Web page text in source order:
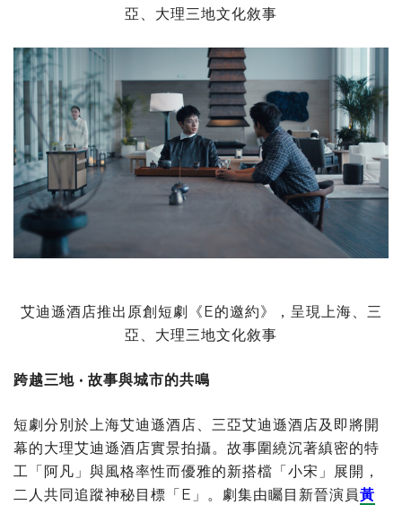
亞、大理三地文化敘事
艾迪遜酒店推出原創短劇《E的邀約》，呈現上海、三
亞、大理三地文化敘事
跨越三地 • 故事與城市的共鳴
短劇分別於上海艾迪遜酒店、三亞艾迪遜酒店及即將開
幕的大理艾迪遜酒店實景拍攝。故事圍繞沉著縝密的特
工「阿凡」與風格率性而優雅的新搭檔「小宋」展開，
二人共同追蹤神秘目標「E」。劇集由矚目新晉演員黃